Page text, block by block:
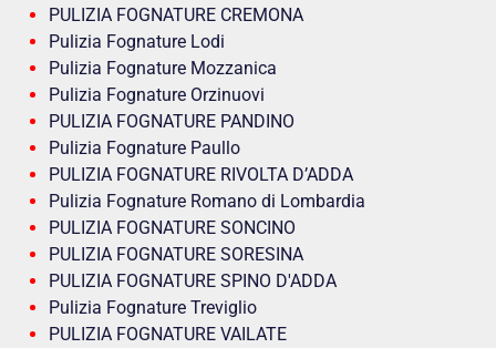
PULIZIA FOGNATURE CREMONA
Pulizia Fognature Lodi
Pulizia Fognature Mozzanica
Pulizia Fognature Orzinuovi
PULIZIA FOGNATURE PANDINO
Pulizia Fognature Paullo
PULIZIA FOGNATURE RIVOLTA D’ADDA
Pulizia Fognature Romano di Lombardia
PULIZIA FOGNATURE SONCINO
PULIZIA FOGNATURE SORESINA
PULIZIA FOGNATURE SPINO D'ADDA
Pulizia Fognature Treviglio
PULIZIA FOGNATURE VAILATE